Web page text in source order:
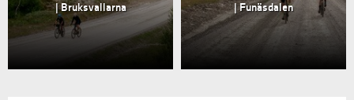
| Bruksvallarna
| Funäsdalen